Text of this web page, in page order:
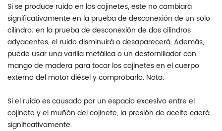
Si se produce ruido en los cojinetes, este no cambiará
significativamente en la prueba de desconexión de un solo
cilindro; en la prueba de desconexión de dos cilindros
adyacentes, el ruido disminuirá o desaparecerá. Además,
puede usar una varilla metálica o un destornillador con
mango de madera para tocar los cojinetes en el cuerpo
externo del motor diésel y comprobarlo. Nota:
Si el ruido es causado por un espacio excesivo entre el
cojinete y el muñón del cojinete, la presión de aceite caerá
significativamente.